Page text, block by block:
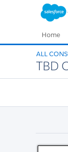
Home
ALL
TBD